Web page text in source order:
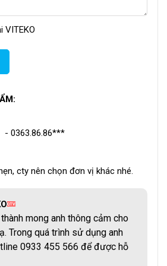
VITEKO
- 0363.86.86***
cty nên chọn đơn vị khác nhé.
QTV
mong anh thông cảm cho
Trong quá trình sử dụng anh
0933 455 566 để được hỗ